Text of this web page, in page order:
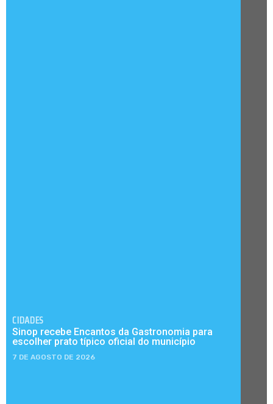
CIDADES
Sinop recebe Encantos da Gastronomia para
escolher prato típico oficial do município
7 DE AGOSTO DE 2026